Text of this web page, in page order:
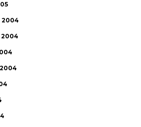
2004